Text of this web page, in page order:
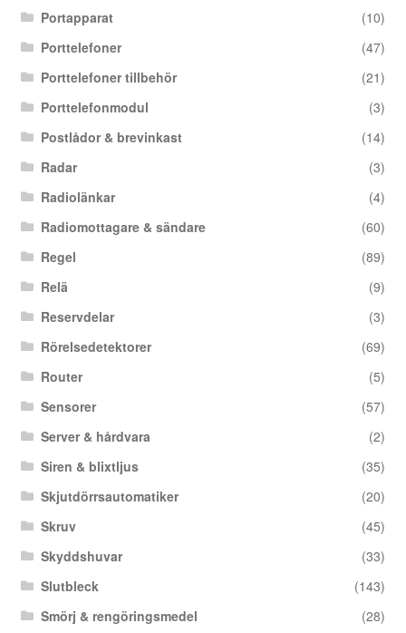
Portapparat
(10)
Porttelefoner
(47)
Porttelefoner tillbehör
(21)
Porttelefonmodul
(3)
Postlådor & brevinkast
(14)
Radar
(3)
Radiolänkar
(4)
Radiomottagare & sändare
(60)
Regel
(89)
Relä
(9)
Reservdelar
(3)
Rörelsedetektorer
(69)
Router
(5)
Sensorer
(57)
Server & hårdvara
(2)
Siren & blixtljus
(35)
Skjutdörrsautomatiker
(20)
Skruv
(45)
Skyddshuvar
(33)
Slutbleck
(143)
Smörj & rengöringsmedel
(28)